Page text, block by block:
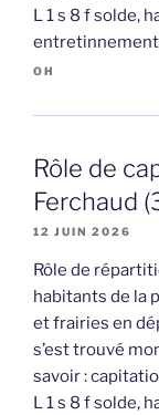
L 1 s 8 f solde,
entretinnement
OH
Rôle de
Ferchaud
12 JUIN 2026
Rôle de
habitants de la
et frairies en
s’est trouvé
savoir :
L 1 s 8 f solde,